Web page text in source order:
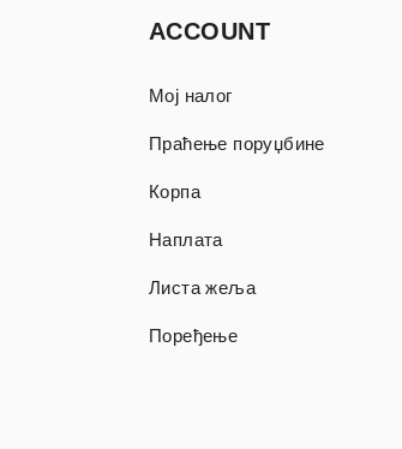
ACCOUNT
Мој налог
Праћење поруџбине
Корпа
Наплата
Листа жеља
Поређење